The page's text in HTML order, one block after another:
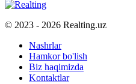
© 2023 - 2026 Realting.uz
Nashrlar
Hamkor bo'lish
Biz haqimizda
Kontaktlar